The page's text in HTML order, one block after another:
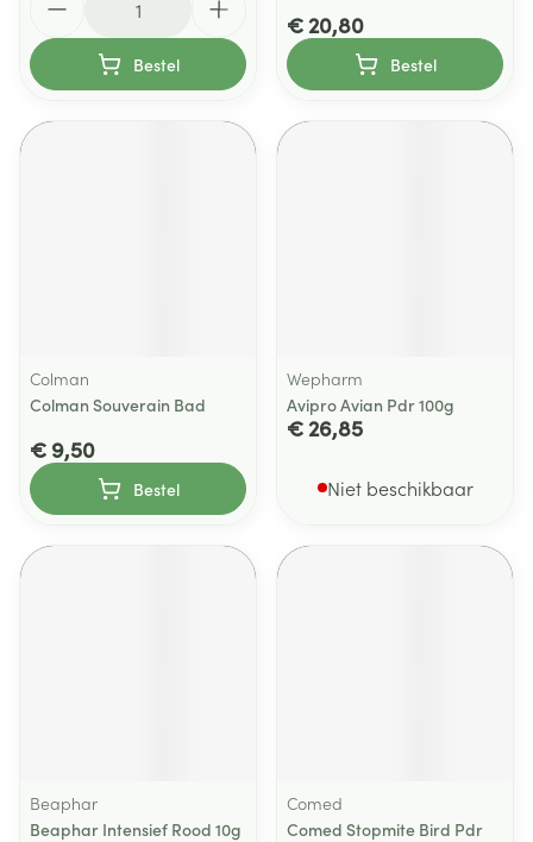
Bestel
€ 20,80
Bestel
Colman
Colman Souverain Bad
€ 9,50
Bestel
Wepharm
Avipro Avian Pdr 100g
€ 26,85
Niet beschikbaar
Beaphar
Beaphar Intensief Rood 10g
Comed
Comed Stopmite Bird Pdr